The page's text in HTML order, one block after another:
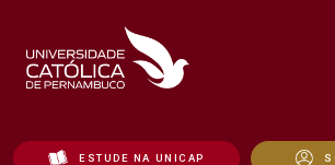
ESTUDE NA UNICAP